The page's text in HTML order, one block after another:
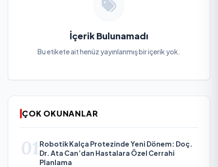
İçerik Bulunamadı
Bu etikete ait henüz yayınlanmış bir içerik yok.
ÇOK OKUNANLAR
01 Robotik Kalça Protezinde Yeni Dönem: Doç.
Dr. Ata Can’dan Hastalara Özel Cerrahi
Planlama